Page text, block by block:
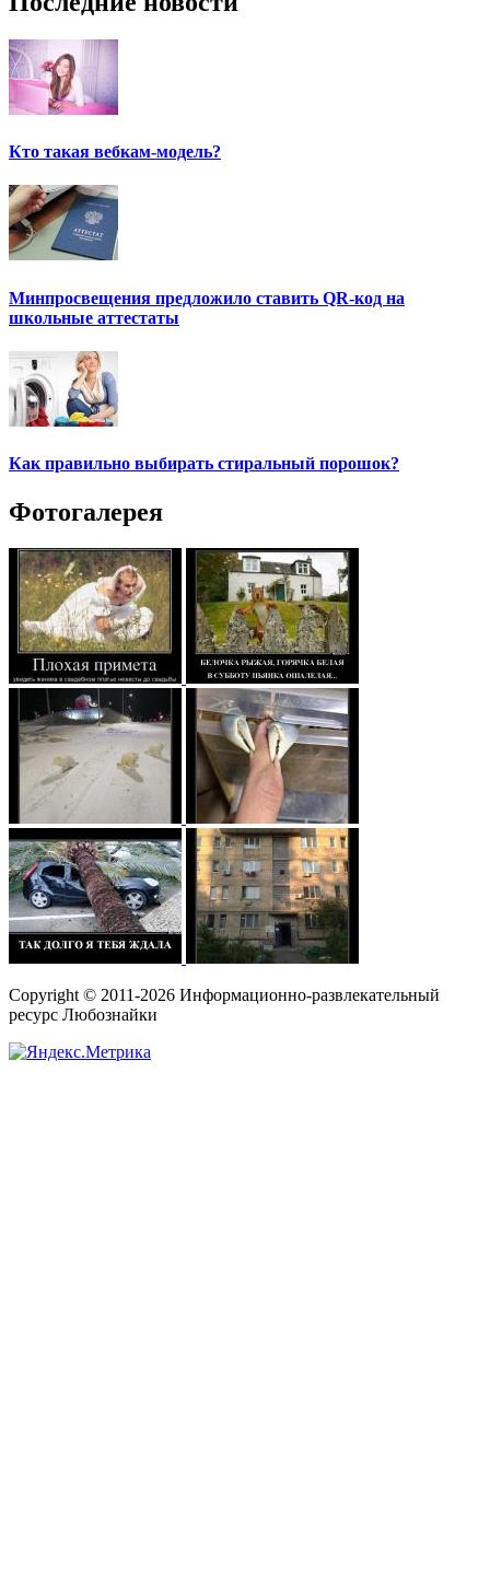
Кто такая вебкам-модель?
Минпросвещения предложило ставить QR-код на
школьные аттестаты
Как правильно выбирать стиральный порошок?
Фотогалерея
Copyright © 2011-2026 Информационно-развлекательный
ресурс Любознайки